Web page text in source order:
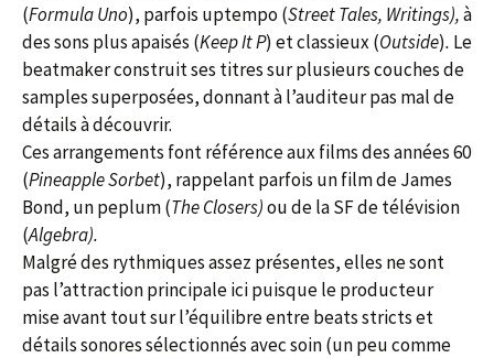
(Formula Uno), parfois uptempo (Street Tales, Writings),à
des sons plus apaisés (Keep It P) et classieux (Outside). Le
beatmaker construit ses titres sur plusieurs couches de
samples superposées, donnant à l’auditeur pas mal de
détails à découvrir.
Ces arrangements font référence aux films des années 60
(Pineapple Sorbet), rappelant parfois un film de James
Bond, un peplum (The Closers)ou de la SF de télévision
(Algebra).
Malgré des rythmiques assez présentes, elles ne sont
pas l’attraction principale ici puisque le producteur
mise avant tout sur l’équilibre entre beats stricts et
détails sonores sélectionnés avec soin (un peu comme